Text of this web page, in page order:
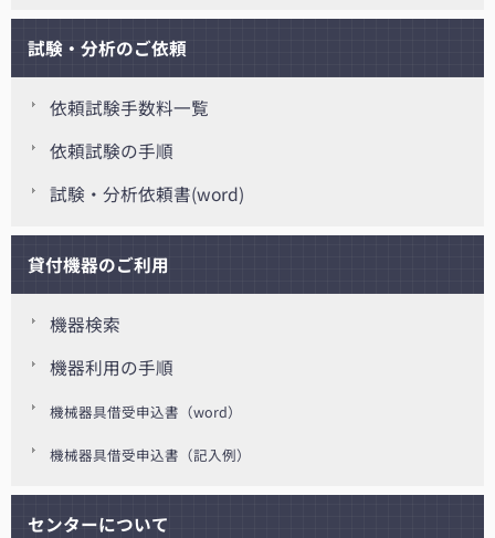
試験・分析のご依頼
依頼試験手数料一覧
依頼試験の手順
試験・分析依頼書(word)
貸付機器のご利用
機器検索
機器利用の手順
機械器具借受申込書（word）
機械器具借受申込書（記入例）
センターについて